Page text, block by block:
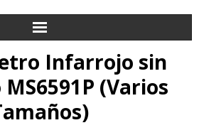
Infarrojo sin
(Varios